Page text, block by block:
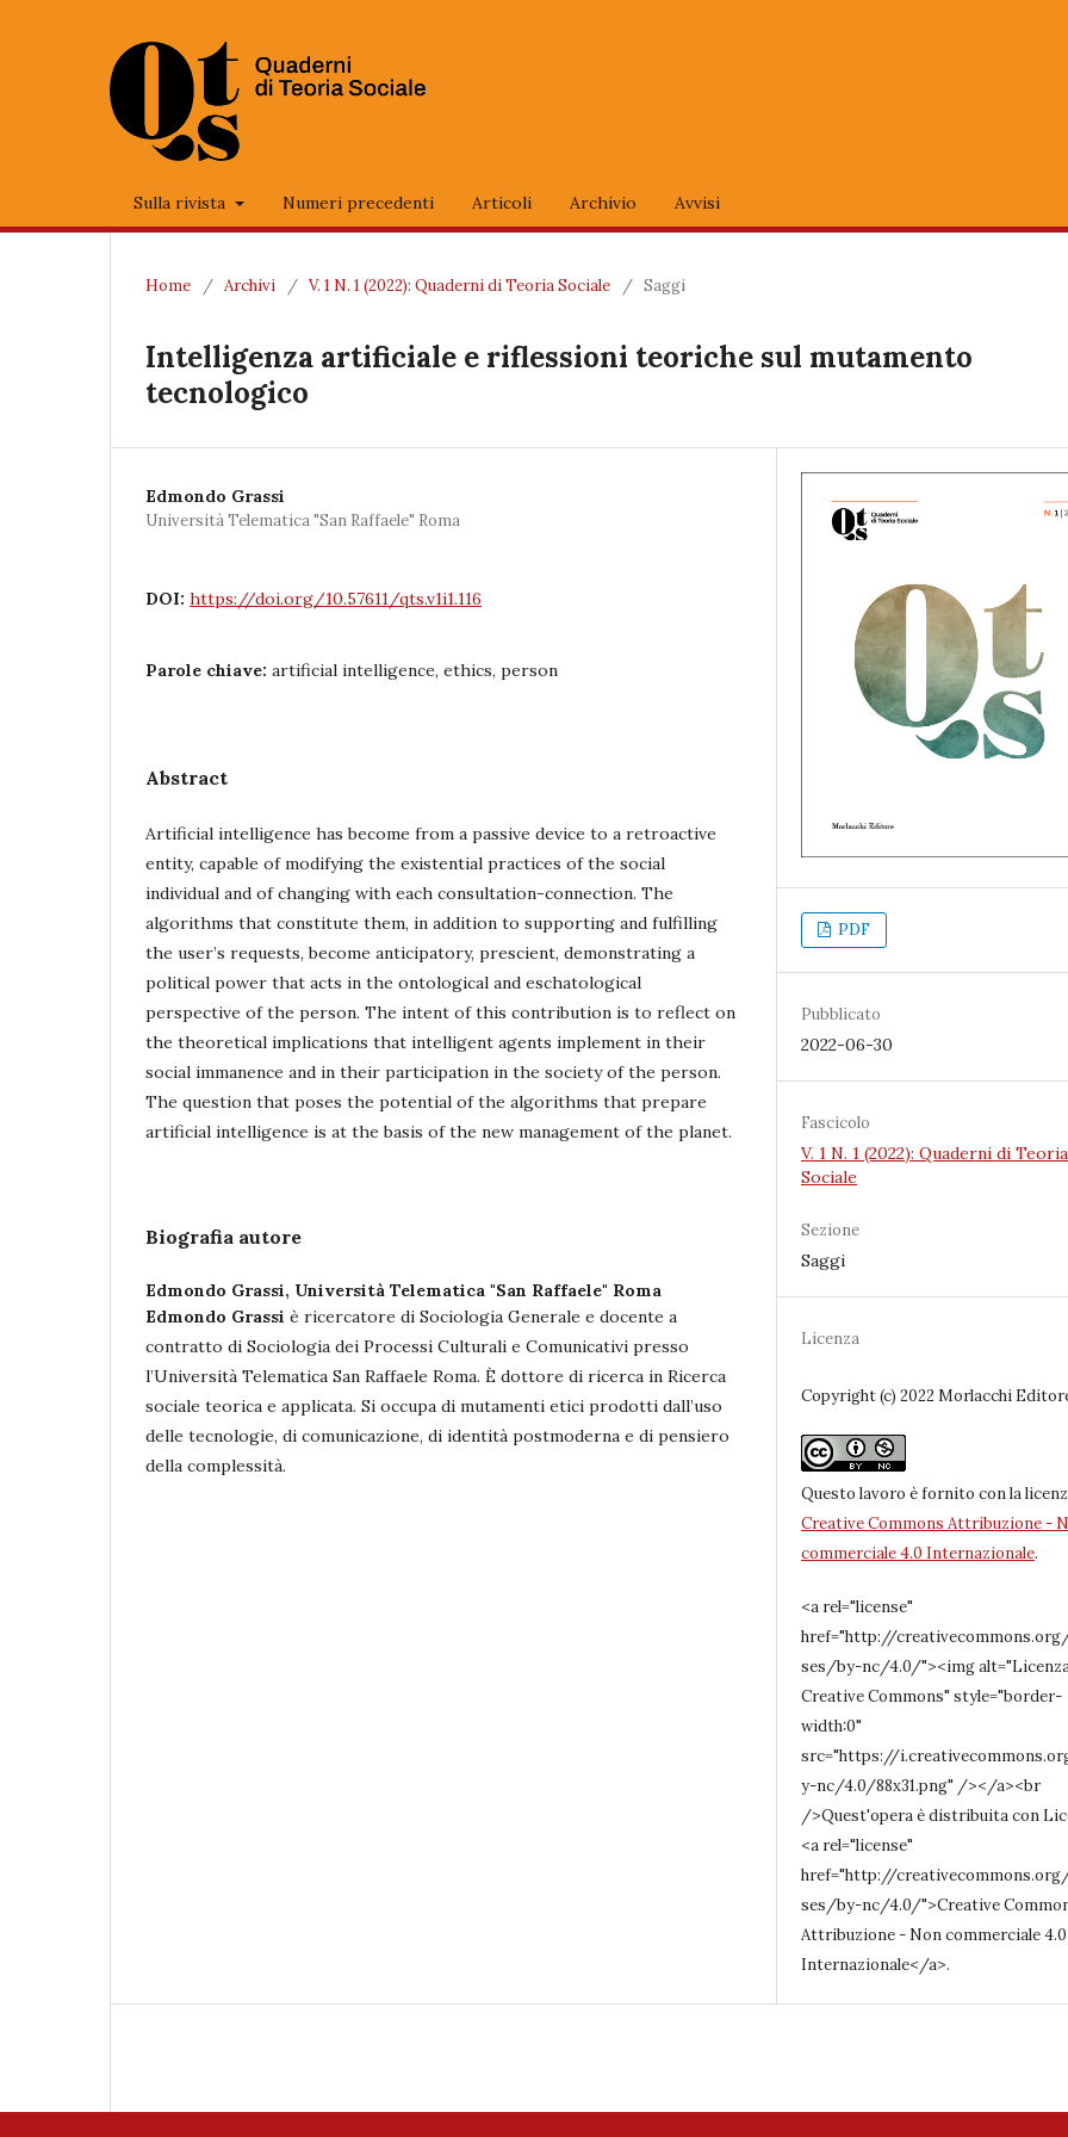
Sulla rivista Numeri precedenti Articoli Archivio Avvisi
Home / Archivi / V. 1 N. 1 (2022): Quaderni di Teoria Sociale / Saggi
Intelligenza artificiale e riflessioni teoriche sul mutamento
tecnologico
Edmondo Grassi
Università Telematica "San Raffaele" Roma
DOI: https://doi.org/10.57611/qts.v1i1.116
Parole chiave: artificial intelligence, ethics, person
Abstract
Artificial intelligence has become from a passive device to a retroactive
entity, capable of modifying the existential practices of the social
individual and of changing with each consultation-connection. The
algorithms that constitute them, in addition to supporting and fulfilling
the user’s requests, become anticipatory, prescient, demonstrating a
political power that acts in the ontological and eschatological
perspective of the person. The intent of this contribution is to reflect on
the theoretical implications that intelligent agents implement in their
social immanence and in their participation in the society of the person.
The question that poses the potential of the algorithms that prepare
artificial intelligence is at the basis of the new management of the planet.
Biografia autore
Edmondo Grassi, Università Telematica "San Raffaele" Roma
Edmondo Grassi è ricercatore di Sociologia Generale e docente a
contratto di Sociologia dei Processi Culturali e Comunicativi presso
l’Università Telematica San Raffaele Roma. È dottore di ricerca in Ricerca
sociale teorica e applicata. Si occupa di mutamenti etici prodotti dall’uso
delle tecnologie, di comunicazione, di identità postmoderna e di pensiero
della complessità.
PDF
Pubblicato
2022-06-30
Fascicolo
V. 1 N. 1 (2022): Quaderni di Teoria
Sociale
Sezione
Saggi
Licenza
Copyright (c) 2022 Morlacchi
Questo lavoro è fornito con la
Creative Commons Attribuzione -
commerciale 4.0 Internazionale.
<a rel="license"
href="http://
ses/by-nc/4.0/"><img
Creative Commons" style="border-
width:0"
src="https://
y-nc/4.0/88x31.png" /></a><br
/>Quest'opera è distribuita con
<a rel="license"
href="http://
ses/by-nc/4.0/">Creative
Attribuzione - Non commerciale 4.0
Internazionale</a>.